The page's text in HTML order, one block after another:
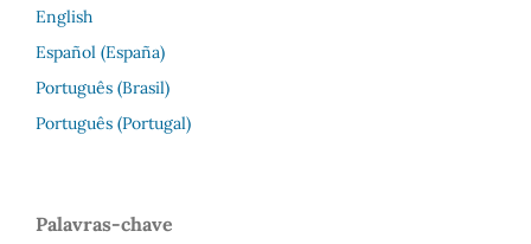
English
Español (España)
Português (Brasil)
Português (Portugal)
Palavras-chave